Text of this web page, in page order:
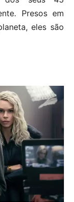
Presos em
eles são